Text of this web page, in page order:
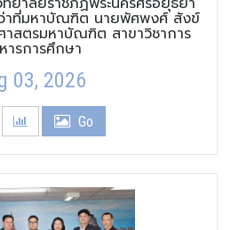
าที่มหาบัณฑิต นายพัศพงศ์ สังข์
าสตรมหาบัณฑิต สาขาวิชาการ
ารการศึกษา
03, 2026
Go